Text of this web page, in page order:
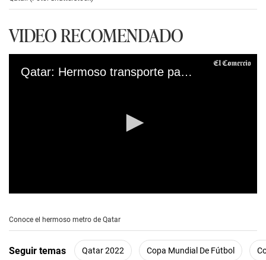
VIDEO RECOMENDADO
Qatar: Hermoso transporte para llegar al estadio del repechaje
e
n
d
Conoce el hermoso metro de Qatar
Seguir temas Qatar 2022 Copa Mundial De Fútbol